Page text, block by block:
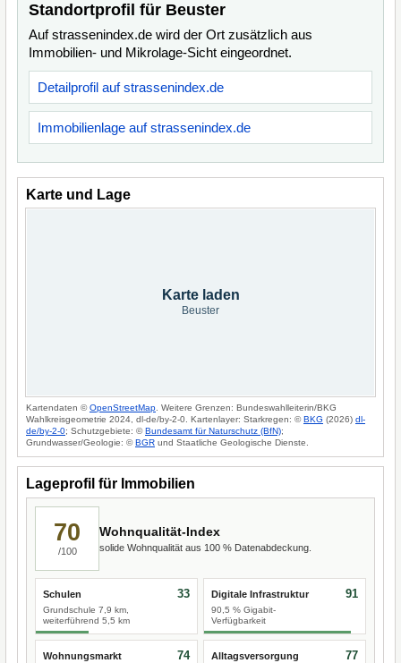
Standortprofil für Beuster
Auf strassenindex.de wird der Ort zusätzlich aus
Immobilien- und Mikrolage-Sicht eingeordnet.
Detailprofil auf strassenindex.de
Immobilienlage auf strassenindex.de
Karte und Lage
Karte laden
Beuster
Kartendaten ©OpenStreetMap . Weitere Grenzen: Bundeswahlleiterin/BKG
Wahlkreisgeometrie 2024, dl-de/by-2-0. Kartenlayer: Starkregen: ©BKG (2026) dl-
de/by-2-0; Schutzgebiete: ©Bundesamt für Naturschutz (BfN);
Grundwasser/Geologie: ©BGR und Staatliche Geologische Dienste.
Lageprofil für Immobilien
70
/100
Wohnqualität-Index
solide Wohnqualität aus 100 % Datenabdeckung.
Schulen
Grundschule 7,9 km,
weiterführend 5,5 km
33 Digitale Infrastruktur
90,5 % Gigabit-
Verfügbarkeit
91
Wohnungsmarkt 74 Alltagsversorgung 77